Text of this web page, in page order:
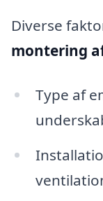
Diverse
montering
Type af